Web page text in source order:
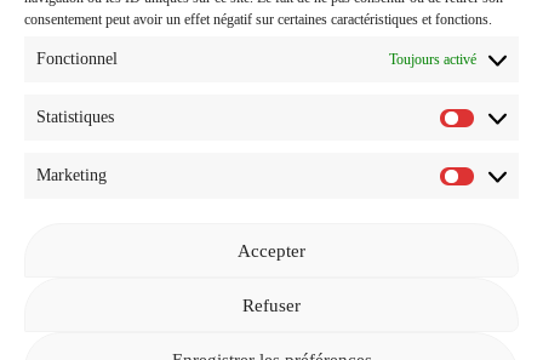
consentement peut avoir un effet négatif sur certaines caractéristiques et fonctions.
Fonctionnel Toujours activé
Statistiques
Marketing
Accepter
Refuser